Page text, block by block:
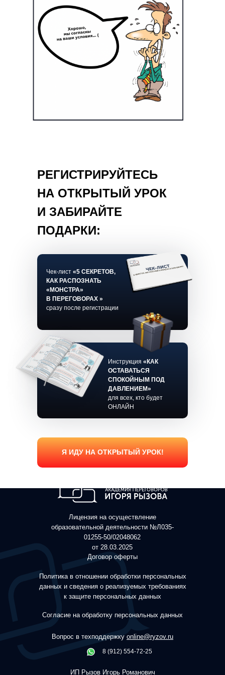
РЕГИСТРИРУЙТЕСЬ
НА ОТКРЫТЫЙ УРОК
И ЗАБИРАЙТЕ
ПОДАРКИ:
Чек-лист «5 СЕКРЕТОВ,
КАК РАСПОЗНАТЬ
«МОНСТРА»
В ПЕРЕГОВОРАХ »
сразу после регистрации
Инструкция «КАК
ОСТАВАТЬСЯ
СПОКОЙНЫМ ПОД
ДАВЛЕНИЕМ»
для всех, кто будет
ОНЛАЙН
Я ИДУ НА ОТКРЫТЫЙ УРОК!
Договор оферты
Лицензия на осуществление
образовательной деятельности №Л035-
01255-50/02048062
от 28.03.2025
Политика в отношении обработки персональных
данных и сведения о реализуемых требованиях
к защите персональных данных
Вопрос в техподдержку online@ryzov.ru
Согласие на обработку персональных данных
ИП Рызов Игорь Романович
8 (912) 554-72-25